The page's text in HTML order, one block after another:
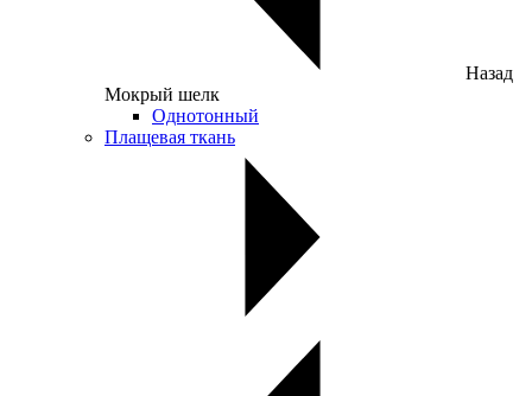
Назад
Мокрый шелк
Однотонный
Плащевая ткань